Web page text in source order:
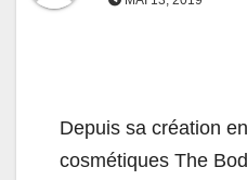
Depuis sa création
cosmétiques The